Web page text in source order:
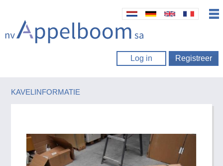
Log in Registreer
KAVELINFORMATIE